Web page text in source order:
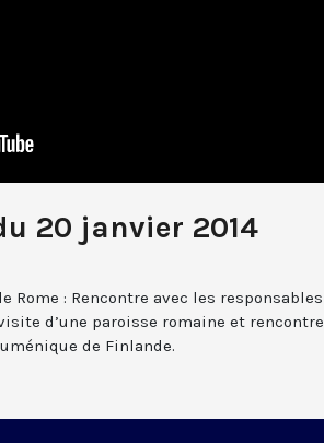
20 janvier 2014
Rome : Rencontre avec les responsables
d’une paroisse romaine et rencontre
de Finlande.